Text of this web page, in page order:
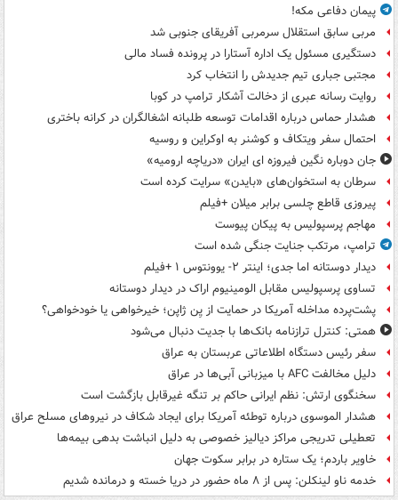
پیمان دفاعی مکه!
مربی سابق استقلال سرمربی آفریقای جنوبی شد
دستگیری مسئول یک اداره آستارا در پرونده فساد مالی
مجتبی جباری تیم جدیدش را انتخاب کرد
روایت رسانه عبری از دخالت آشکار ترامپ در کوبا
هشدار حماس درباره اقدامات توسعه طلبانه اشغالگران در کرانه باختری
احتمال سفر ویتکاف و کوشنر به اوکراین و روسیه
جان دوباره نگین فیروزه ای ایران «دریاچه ارومیه»
سرطان به استخوان‌های «بایدن» سرایت کرده است
پیروزی قاطع چلسی برابر میلان +فیلم
مهاجم پرسپولیس به پیکان پیوست
ترامپ، مرتکب جنایت جنگی شده است
دیدار دوستانه اما جدی؛ اینتر ۲- یوونتوس ۱ +فیلم
تساوی پرسپولیس مقابل الومینیوم اراک در دیدار دوستانه
پشت‌پرده مداخله آمریکا در حمایت از یِن ژاپن؛ خیرخواهی یا خودخواهی؟
همتی: کنترل ترازنامه بانک‌ها با جدیت دنبال می‌شود
سفر رئیس دستگاه اطلاعاتی عربستان به عراق
دلیل مخالفت AFC با میزبانی آبی‌ها در عراق
سخنگوی ارتش: نظم ایرانی حاکم بر تنگه غیرقابل بازگشت است
هشدار الموسوی درباره توطئه آمریکا برای ایجاد شکاف در نیروهای مسلح عراق
تعطیلی تدریجی مراکز دیالیز خصوصی به دلیل انباشت بدهی بیمه‌ها
خاویر باردم؛ یک ستاره در برابر سکوت جهان
خدمه ناو لینکلن: پس از ۸ ماه حضور در دریا خسته و درمانده‌ شدیم